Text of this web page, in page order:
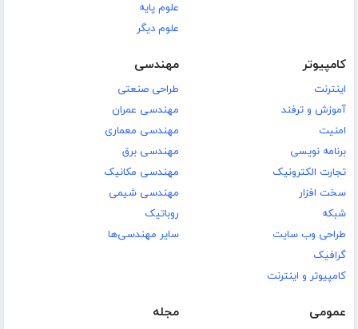
علوم پایه
علوم دیگر
کامپیوتر
اینترنت
آموزش و ترفند
امنیت
برنامه نویسی
تجارت الکترونیک
سخت افزار
شبکه
طراحی وب سایت
گرافیک
کامپیوتر و اینترنت
مهندسی
طراحی صنعتی
مهندسی عمران
مهندسی معماری
مهندسی برق
مهندسی مکانیک
مهندسی شیمی
روباتیک
سایر مهندسی‌ها
عمومی مجله